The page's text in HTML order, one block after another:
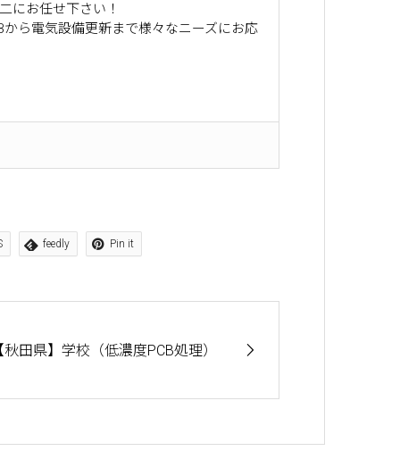
にお任せ下さい！
から電気設備更新まで様々なニーズにお応
feedly Pin it
秋田県】学校（低濃度PCB処理）